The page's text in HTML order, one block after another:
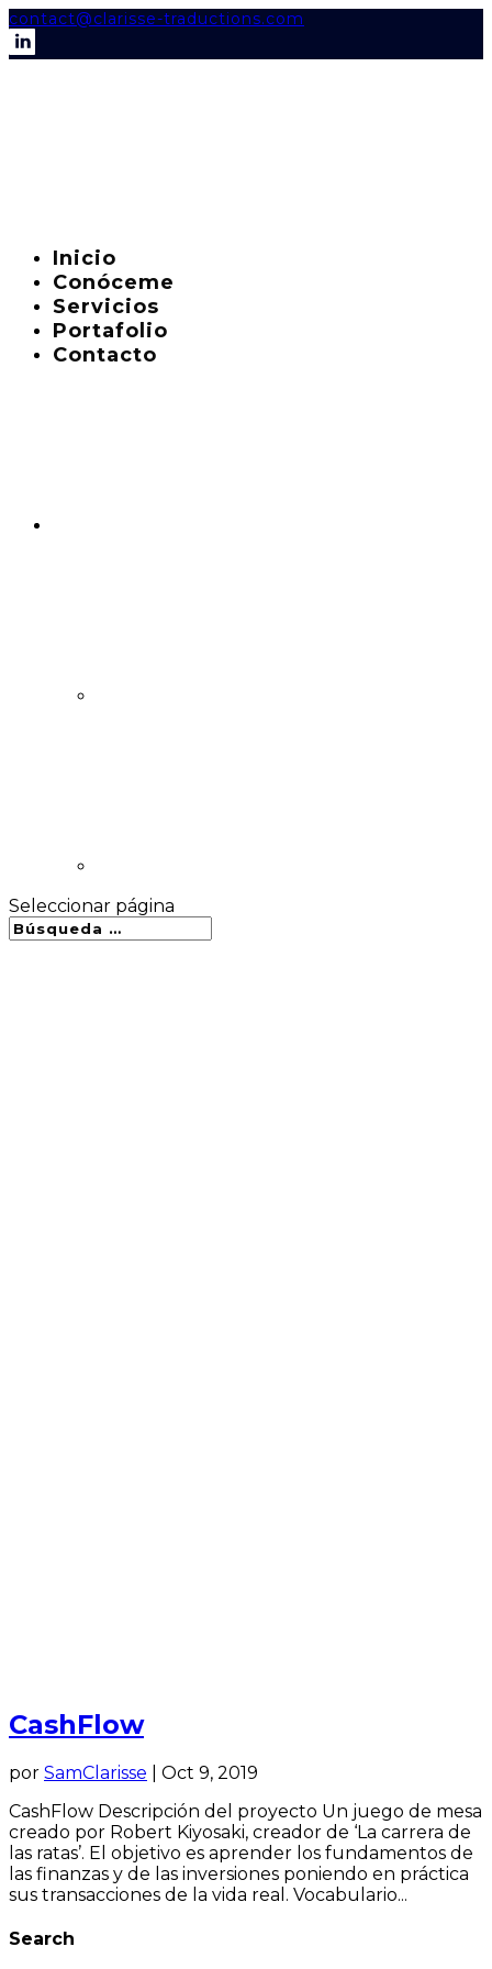
contact@clarisse-traductions.com
Inicio
Conóceme
Servicios
Portafolio
Contacto
Seleccionar página
CashFlow
por SamClarisse
Oct 9, 2019
CashFlow Descripción del proyecto Un juego de mesa
creado por Robert Kiyosaki, creador de ‘La carrera de
las ratas’. El objetivo es aprender los fundamentos de
las finanzas y de las inversiones poniendo en práctica
sus transacciones de la vida real. Vocabulario...
Search